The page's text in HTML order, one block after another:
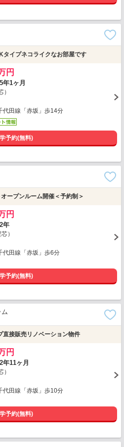
タイプネコライクなお部屋です
円
年1ヶ月
）
代田線「赤坂」歩14分
予約(無料)
ープンルーム開催＜予約制＞
円
年
）
代田線「赤坂」歩6分
予約(無料)
直接販売リノベーション物件
円
年11ヶ月
）
代田線「赤坂」歩10分
予約(無料)